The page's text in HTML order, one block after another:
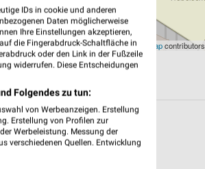
Leaflet|©OpenStreetMapcontributors
MIT GOOGLE/IOS MAPS
IDs in cookie und anderen
Daten möglicherweise
Ihre Einstellungen akzeptieren,
die Fingerabdruck-Schaltfläche in
oder den Link in der Fußzeile
widerrufen. Diese Entscheidungen
Folgendes zu tun:
von Werbeanzeigen. Erstellung
Erstellung von Profilen zur
Werbeleistung. Messung der
verschiedenen Quellen. Entwicklung